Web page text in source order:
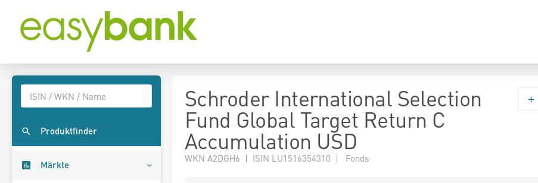
Produktfinder
Märkte
Schroder International Selection
Fund Global Target Return C
Accumulation USD
WKN A2DGH6 | ISIN LU1516354310 | Fonds